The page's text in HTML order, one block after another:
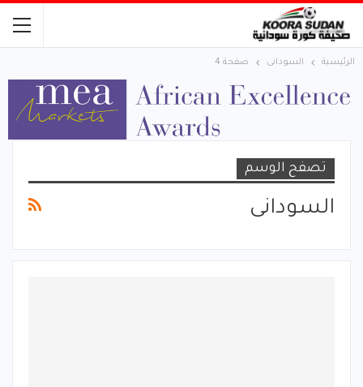
الرئيسية السودانى صفحة 4
تصفح الوسم
السودانى